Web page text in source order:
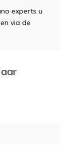
experts u
via de